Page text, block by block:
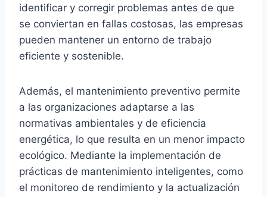
identificar y corregir problemas antes de que
se conviertan en fallas costosas, las empresas
pueden mantener un entorno de trabajo
eficiente y sostenible.
Además, el mantenimiento preventivo permite
a las organizaciones adaptarse a las
normativas ambientales y de eficiencia
energética, lo que resulta en un menor impacto
ecológico. Mediante la implementación de
prácticas de mantenimiento inteligentes, como
el monitoreo de rendimiento y la actualización